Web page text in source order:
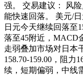
强。 交易建议： 风
能快速回落。 美元/
日元今天继续回落至
落至45附近，MACD
走弱叠加市场对日本
158.70-159.00，阻力
续，短期偏弱，中线